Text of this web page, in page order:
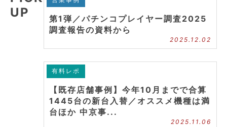
UP
第1弾／パチンコプレイヤー調査2025
調査報告の資料から
2025.12.02
有料レポ
【既存店舗事例】今年10月までで合算
1445台の新台入替／オススメ機種は満
台ほか 中京事...
2025.11.06